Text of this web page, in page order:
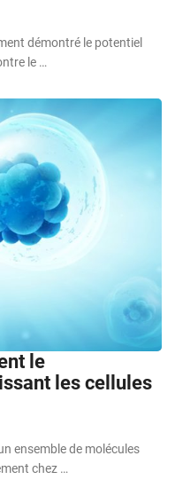
démontré le potentiel
le …
le
les cellules
ensemble de molécules
chez …